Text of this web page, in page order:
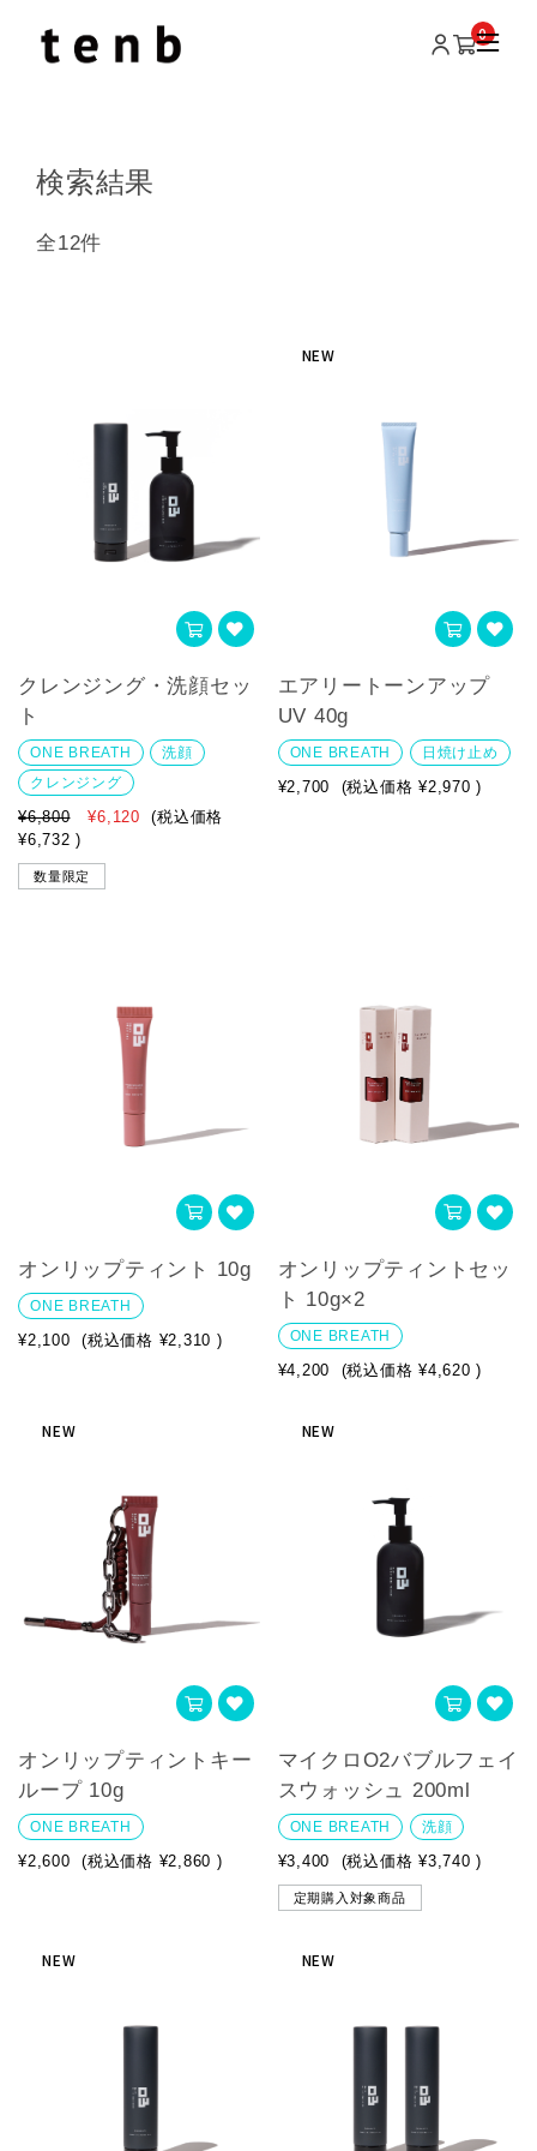
0
検索結果
全12件
クレンジング・洗顔セッ
ト
ONE BREATH
洗顔
クレンジング
¥6,800 ¥6,120
(税込価格
¥6,732 )
数量限定
NEW
エアリートーンアップ
UV 40g
ONE BREATH 日焼け止め
¥2,700 (税込価格 ¥2,970 )
オンリップティント 10g
ONE BREATH
¥2,100 (税込価格 ¥2,310 )
オンリップティントセッ
ト 10g×2
ONE BREATH
¥4,200 (税込価格 ¥4,620 )
NEW
オンリップティントキー
ループ 10g
ONE BREATH
¥2,600 (税込価格 ¥2,860 )
NEW
マイクロO2バブルフェイ
スウォッシュ 200ml
ONE BREATH 洗顔
¥3,400 (税込価格 ¥3,740 )
定期購入対象商品
NEW NEW